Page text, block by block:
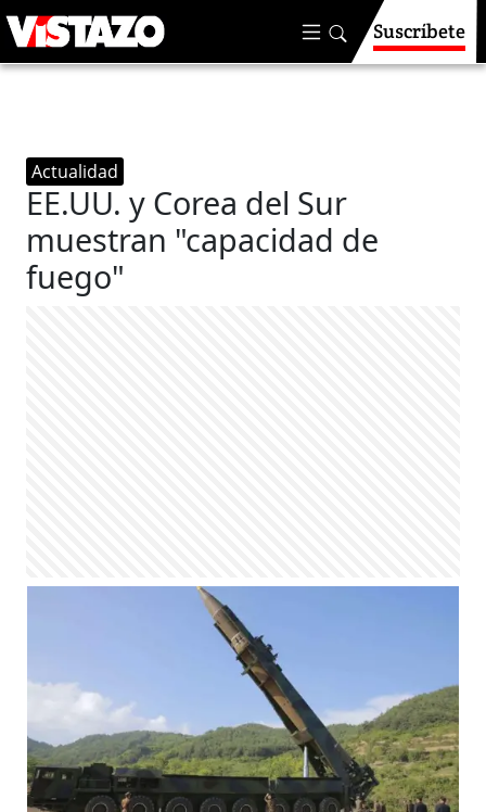
Suscríbete
Actualidad
EE.UU. y Corea del Sur
muestran "capacidad de
fuego"